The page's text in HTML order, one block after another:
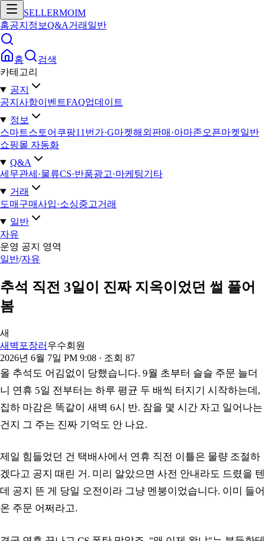
SELLERMOIM
홈공지 정보Q&A거래 일반
홈
검색
카테고리
공지
공지사항이벤트FAQ업데이트
정보
스마트스토어 쿠팡11번가·G마켓해외판매·아마존오픈마켓일반
쇼핑몰 자동화
Q&A
세무관세·물류CS·반품광고·마케팅기타
거래
도매구매사입·소싱중고거래
일반
자유
운영 공지 영역
일반/자유
추석 직전 3일이 진짜 지옥이었던 썰 풀어
봄
새
새벽포장러 우수회원
2026년 6월 7일 PM 9:08 · 조회 87
올 추석도 어김없이 당했습니다. 9월 초부터 슬슬 주문 늘더
니 연휴 5일 전부터는 하루 평균 두 배씩 터지기 시작하는데,
집하 마감은 똑같이 새벽 6시 반. 잠을 몇 시간 자고 일어나는
건지 그 주는 진짜 기억도 안 나요.
제일 힘들었던 건 택배사에서 연휴 직전 이틀은 물량 조절하
겠다고 공지 때린 거. 미리 알았으면 사전 안내라도 드렸을 텐
데 공지 뜬 게 당일 오전이라 그냥 멘붕이었습니다. 이미 들어
온 주문 어쩌라고.